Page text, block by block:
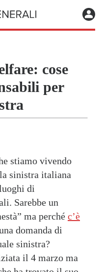
cose
per
stiamo vivendo
sinistra italiana
di
Sarebbe un
ma perché c’è
domanda di
sinistra?
il 4 marzo ma